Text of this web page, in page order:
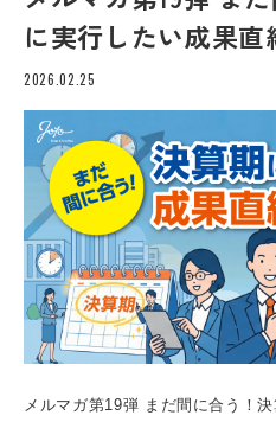
に実行したい成果直
2026.02.25
メルマガ第19弾 まだ間に合う！